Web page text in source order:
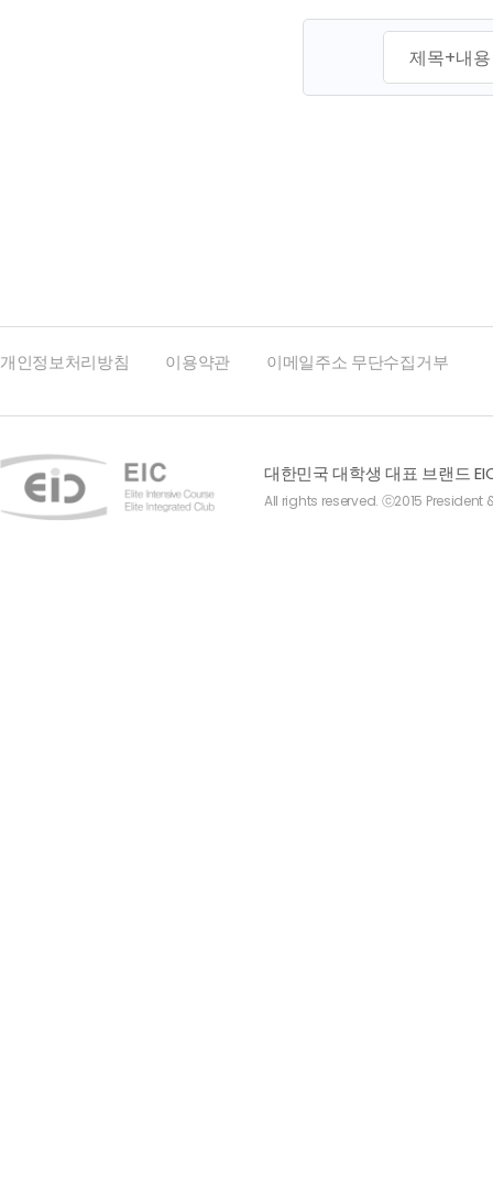
개인정보처리방침 이용약관 이메일주소 무단수집거부
대한민국 대학생 대표 브랜드
All rights reserved. ⓒ2015